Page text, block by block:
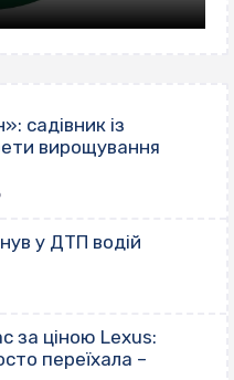
садівник із
вирощування
у ДТП водій
за ціною Lexus:
переїхала –